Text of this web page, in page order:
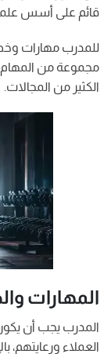
قائم على أسس
للمدرب مهارات
مجموعة من المهام
الكثير من المجالات.
المهارات
المدرب يجب أن يكون
العملاء ورعايتهم،